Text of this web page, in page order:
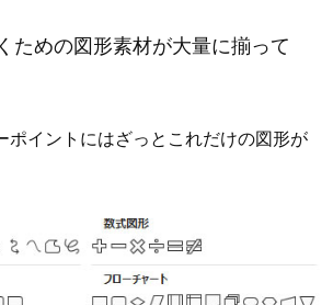
ための図形素材が大量に揃って
ポイントにはざっとこれだけの図形が